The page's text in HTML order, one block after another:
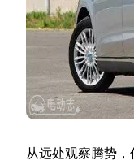
从远处观察腾势